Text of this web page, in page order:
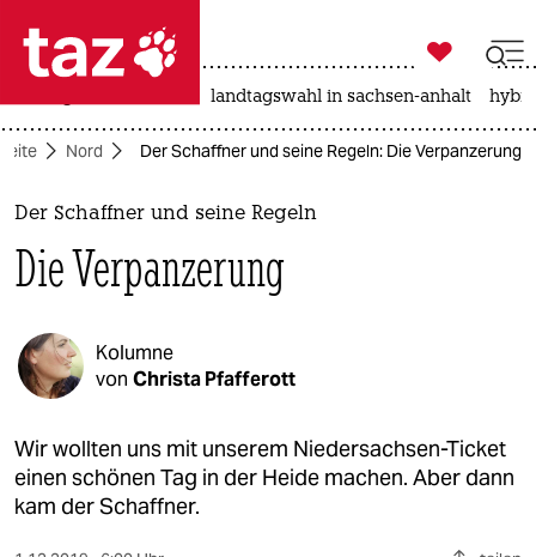
 taz zahl ich
taz zahl ich
themen
politik
öko
gesellschaft
kultur
sport

taz zahl ich
landtagswahl in sachsen-anhalt
Nord Der Schaffner und seine Regeln: Die Verpanzerung
Der Schaffner und seine Regeln
Die Verpanzerung
Kolumne
von Christa Pfafferott
Wir wollten uns mit unserem Niedersachsen-Ticket
einen schönen Tag in der Heide machen. Aber dann
kam der Schaffner.